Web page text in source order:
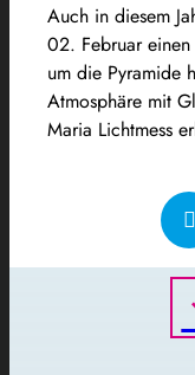
Auch in diesem
02. Februar
um die Pyramide
Atmosphäre mit
Maria Lichtmess